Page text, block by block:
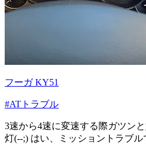
フーガ KY51
#ATトラブル
3速から4速に変速する際ガツン
灯(--;) はい、ミッショントラブ